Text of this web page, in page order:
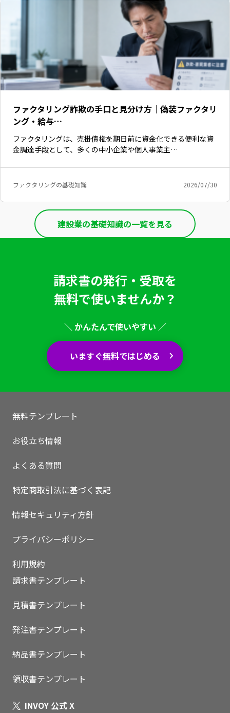
ファクタリング詐欺の手口と見分け方｜偽装ファクタリ
ング・給与…
ファクタリングは、売掛債権を期日前に資金化できる便利な資
金調達手段として、多くの中小企業や個人事業主…
ファクタリングの基礎知識 2026/07/30
建設業の基礎知識の一覧を見る
請求書の発行・受取を
無料で使いませんか？
＼ かんたんで使いやすい ／
いますぐ無料ではじめる
無料テンプレート
お役立ち情報
よくある質問
特定商取引法に基づく表記
情報セキュリティ方針
プライバシーポリシー
利用規約
請求書テンプレート
見積書テンプレート
発注書テンプレート
納品書テンプレート
領収書テンプレート
INVOY 公式 X